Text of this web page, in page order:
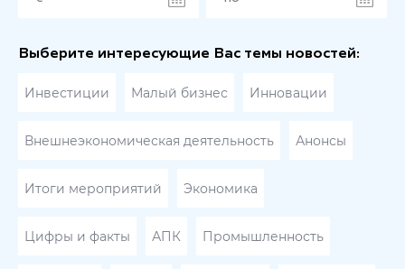
Выберите интересующие Вас темы новостей:
Инвестиции Малый бизнес Инновации
Внешнеэкономическая деятельность Анонсы
Итоги мероприятий Экономика
Цифры и факты АПК Промышленность